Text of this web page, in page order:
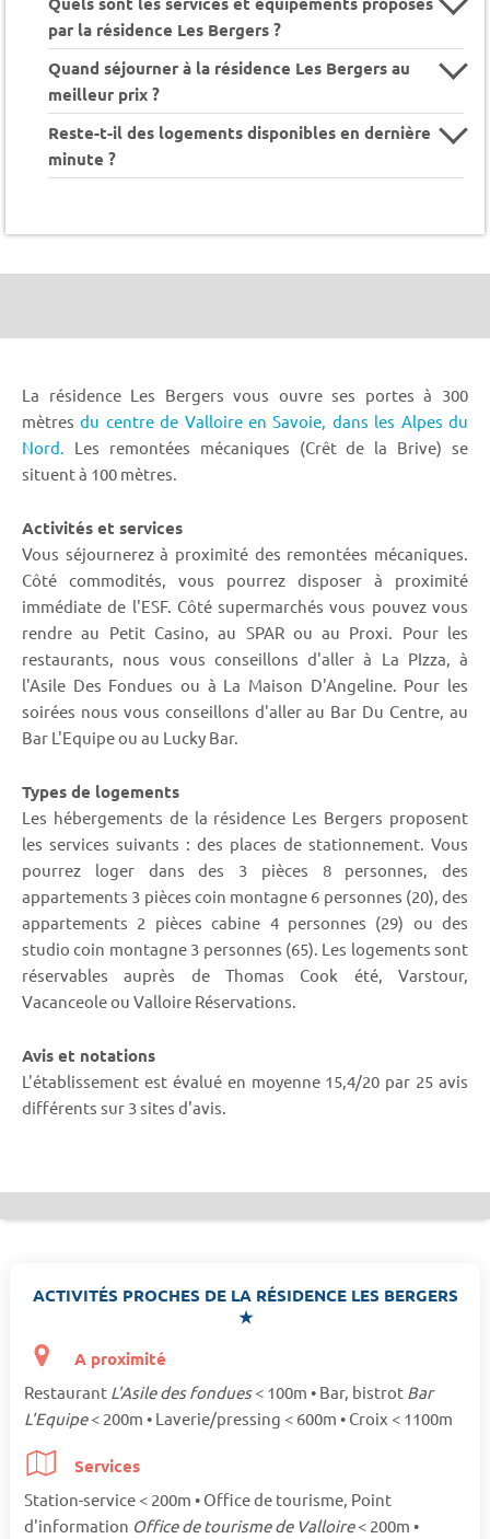
par la résidence Les Bergers ?
Quand séjourner à la résidence Les Bergers au
meilleur prix ?
Reste-t-il des logements disponibles en dernière
minute ?
La résidence Les Bergers vous ouvre ses portes à 300
mètresdu centre de Valloire en Savoie, dans les Alpes du
Nord. Les remontées mécaniques (Crêt de la Brive) se
situent à 100 mètres.
Activités et services
Vous séjournerez à proximité des remontées mécaniques.
Côté commodités, vous pourrez disposer à proximité
immédiate de l'ESF. Côté supermarchés vous pouvez vous
rendre au Petit Casino, au SPAR ou au Proxi. Pour les
restaurants, nous vous conseillons d'aller à La PIzza, à
l'Asile Des Fondues ou à La Maison D'Angeline. Pour les
soirées nous vous conseillons d'aller au Bar Du Centre, au
Bar L'Equipe ou au Lucky Bar.
Types de logements
Les hébergements de la résidence Les Bergers proposent
les services suivants : des places de stationnement. Vous
pourrez loger dans des 3 pièces 8 personnes, des
appartements 3 pièces coin montagne 6 personnes (20), des
appartements 2 pièces cabine 4 personnes (29) ou des
studio coin montagne 3 personnes (65). Les logements sont
réservables auprès de Thomas Cook été, Varstour,
Vacanceole ou Valloire Réservations.
Avis et notations
L'établissement est évalué en moyenne 15,4/20 par 25 avis
différents sur 3 sites d'avis.
ACTIVITÉS PROCHES DE LA RÉSIDENCE LES BERGERS
★
A proximité
Restaurant L'Asile des fondues< 100m • Bar, bistrot Bar
L'Equipe< 200m • Laverie/pressing < 600m • Croix < 1100m
Services
Station-service < 200m • Office de tourisme, Point
d'information Office de tourisme de Valloire< 200m •